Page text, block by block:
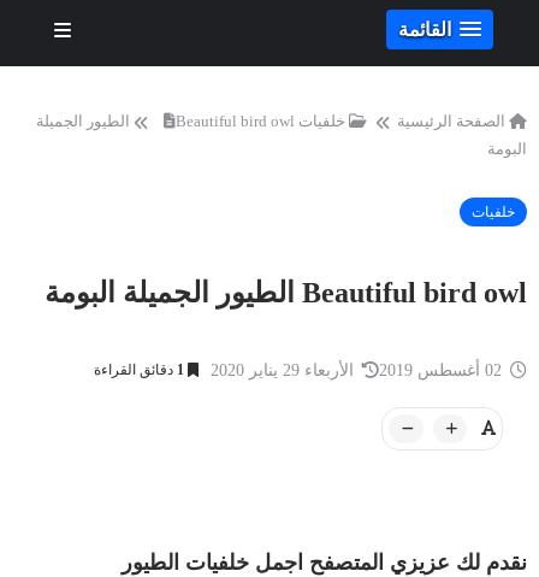
القائمة
الصفحة الرئيسية خلفيات
Beautiful bird owl الطيور الجميلة
البومة
خلفيات
Beautiful bird owl الطيور الجميلة البومة
الأربعاء 29 يناير 2020 1 دقائق القراءة
نقدم لك عزيزي المتصفح اجمل خلفيات الطيور